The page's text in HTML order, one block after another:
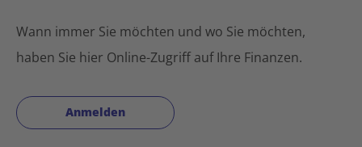
Wann immer Sie möchten und wo Sie möchten,
haben Sie hier Online-Zugriff auf Ihre Finanzen.
Anmelden